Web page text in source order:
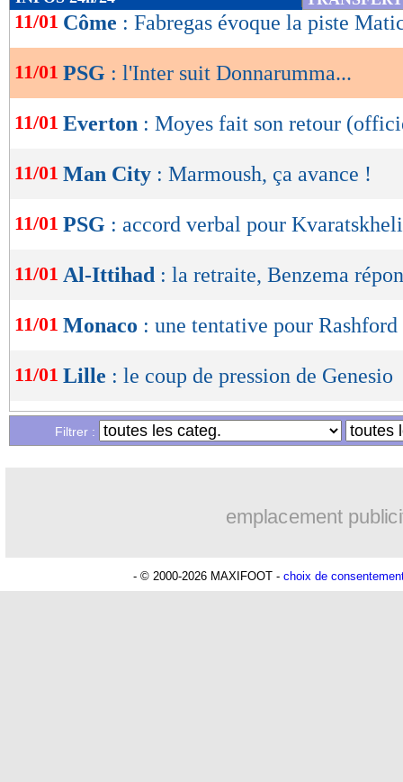
de
OK
11/01 Côme : Fabregas évoque la piste
11/01 PSG : l'Inter suit Donnarumma...
11/01 Everton : Moyes fait son retour
11/01 Man City : Marmoush, ça avance !
11/01 PSG : accord verbal pour
11/01 Al-Ittihad : la retraite, Benzema
11/01 Monaco : une tentative pour
11/01 Lille : le coup de pression de Genesio
Liste des brèves du ven. 10 janvier
Filtrer :
emplacement
- © 2000-2026 MAXIFOOT - choix de